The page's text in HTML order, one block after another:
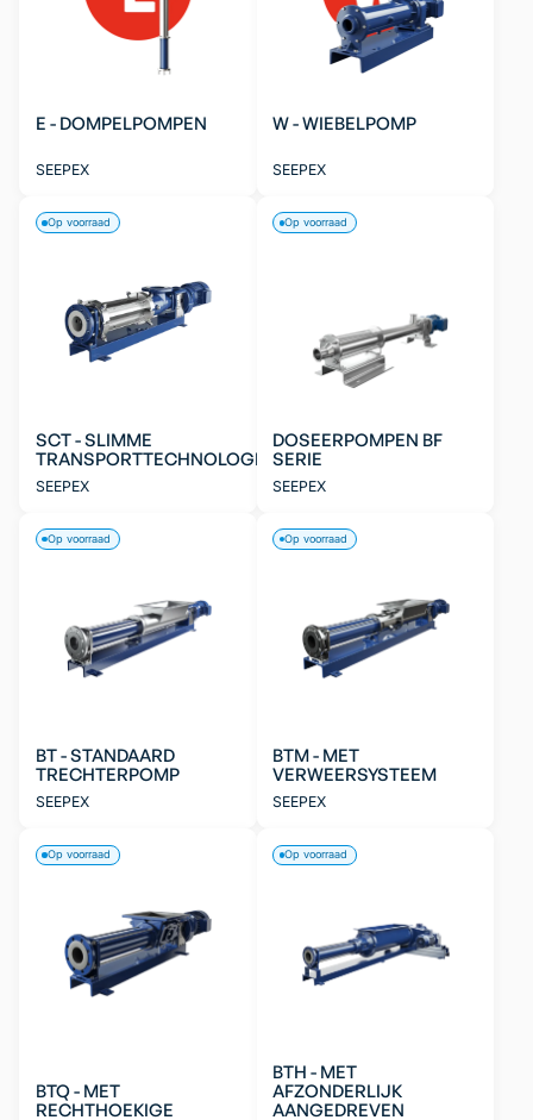
E - DOMPELPOMPEN
SEEPEX
W - WIEBELPOMP
SEEPEX
SCT - SLIMME
TRANSPORTTECHNOLOGIE
SEEPEX
Op voorraad
DOSEERPOMPEN BF
SERIE
SEEPEX
Op voorraad
BT - STANDAARD
TRECHTERPOMP
SEEPEX
Op voorraad
BTM - MET
VERWEERSYSTEEM
SEEPEX
Op voorraad
BTQ - MET
RECHTHOEKIGE
Op voorraad
BTH - MET
AFZONDERLIJK
AANGEDREVEN
Op voorraad